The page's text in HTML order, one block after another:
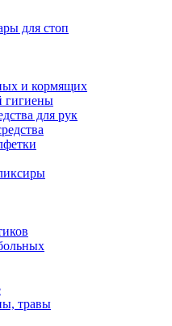
для стоп
и кормящих
гигиены
для рук
травы